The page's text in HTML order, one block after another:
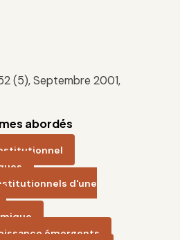
(5), Septembre 2001,
abordés
d'une
émergents